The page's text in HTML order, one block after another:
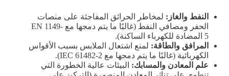
النفط والغاز: لمخاطر الحرائق المفاجئة على منصات
الحفر ومصافي النفط (غالبًا ما يتم دمجها مع EN 1149-
5 المضادة للكهرباء الساكنة).
المرافق والطاقة: لمنع اشتعال الملابس بسبب الأقواس
الكهربائية (غالبًا ما يتم دمجها مع IEC 61482-2).
علم المعادن والمسابك: البيئات عالية الخطورة التي